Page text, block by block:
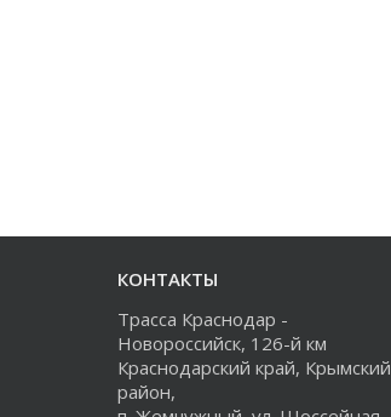
КОНТАКТЫ
Трасса Краснодар -
Новороссийск, 126-й км
Краснодарский край, Крымский
район,